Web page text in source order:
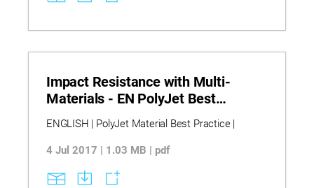
Impact Resistance with Multi-
Materials - EN PolyJet Best
ENGLISH | PolyJet Material Best Practice |
4 Jul 2017 | 1.03 MB | pdf